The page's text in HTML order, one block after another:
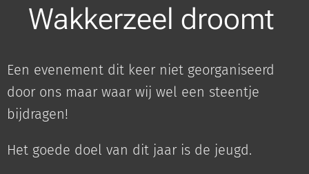
Wakkerzeel droomt
Een evenement dit keer niet georganiseerd
door ons maar waar wij wel een steentje
bijdragen!
Het goede doel van dit jaar is de jeugd.